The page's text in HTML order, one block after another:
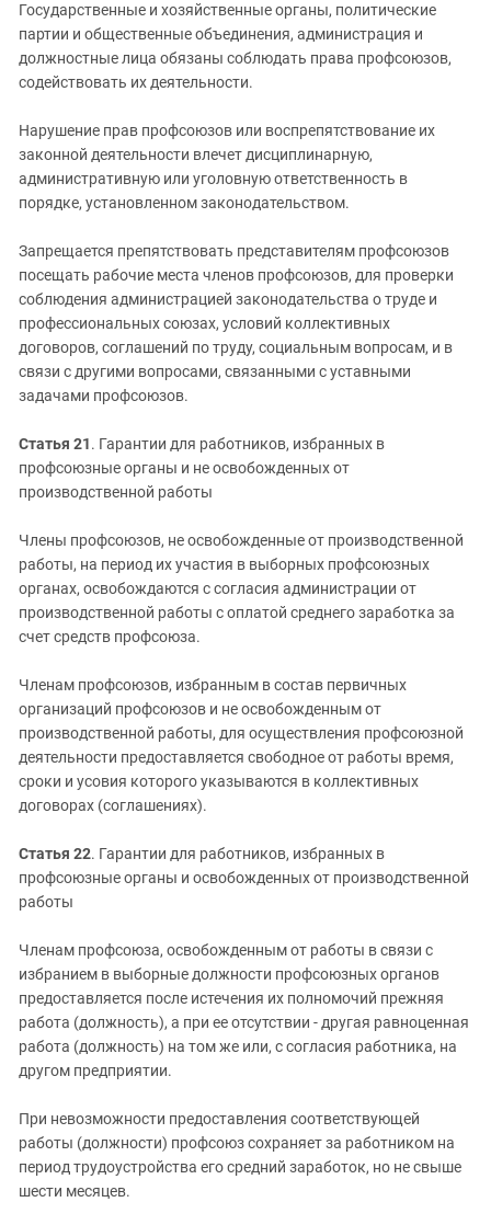
Государственные и хозяйственные органы, политические
партии и общественные объединения, администрация и
должностные лица обязаны соблюдать права профсоюзов,
содействовать их деятельности.
Нарушение прав профсоюзов или воспрепятствование их
законной деятельности влечет дисциплинарную,
административную или уголовную ответственность в
порядке, установленном законодательством.
Запрещается препятствовать представителям профсоюзов
посещать рабочие места членов профсоюзов, для проверки
соблюдения администрацией законодательства о труде и
профессиональных союзах, условий коллективных
договоров, соглашений по труду, социальным вопросам, и в
связи с другими вопросами, связанными с уставными
задачами профсоюзов.
Статья 21. Гарантии для работников, избранных в
профсоюзные органы и не освобожденных от
производственной работы
Члены профсоюзов, не освобожденные от производственной
работы, на период их участия в выборных профсоюзных
органах, освобождаются с согласия администрации от
производственной работы с оплатой среднего заработка за
счет средств профсоюза.
Членам профсоюзов, избранным в состав первичных
организаций профсоюзов и не освобожденным от
производственной работы, для осуществления профсоюзной
деятельности предоставляется свободное от работы время,
сроки и усовия которого указываются в коллективных
договорах (соглашениях).
Статья 22. Гарантии для работников, избранных в
профсоюзные органы и освобожденных от производственной
работы
Членам профсоюза, освобожденным от работы в связи с
избранием в выборные должности профсоюзных органов
предоставляется после истечения их полномочий прежняя
работа (должность), а при ее отсутствии - другая равноценная
работа (должность) на том же или, с согласия работника, на
другом предприятии.
При невозможности предоставления соответствующей
работы (должности) профсоюз сохраняет за работником на
период трудоустройства его средний заработок, но не свыше
шести месяцев.